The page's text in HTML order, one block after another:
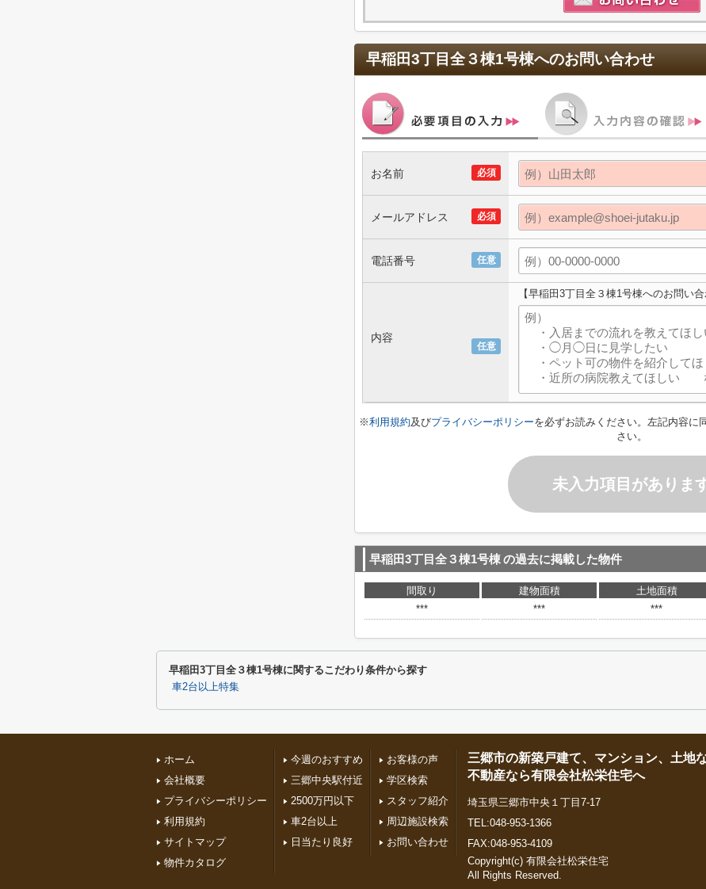
早稲田3丁目全３棟1号棟へのお問い合わせ
必須
お名前
必須
メールアドレス
任意
電話番号
任意
内容
【早稲田3丁目全３棟1号棟へのお問い合
※利用規約及びプライバシーポリシーを必ずお読みください。左記内容に
さい。
未入力項目がありま
早稲田3丁目全３棟1号棟の過去に掲載した物件
間取り 建物面積 土地面積
***
*** ***
早稲田3丁目全３棟1号棟に関するこだわり条件から探す
車2台以上特集
ホーム
会社概要
プライバシーポリシー
利用規約
サイトマップ
物件カタログ
今週のおすすめ
三郷中央駅付近
2500万円以下
車2台以上
日当たり良好
お客様の声
学区検索
スタッフ紹介
周辺施設検索
お問い合わせ
三郷市の新築戸建て、マンション、土地
不動産なら有限会社松栄住宅へ
埼玉県三郷市中央１丁目7-17
TEL:048-953-1366
FAX:048-953-4109
Copyright(c) 有限会社松栄住宅
All Rights Reserved.